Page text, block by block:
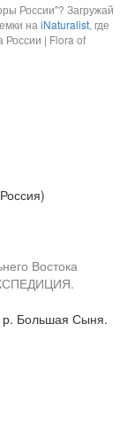
России"? Загружай
на iNaturalist, где
России | Flora of
Востока
р. Большая Сыня.